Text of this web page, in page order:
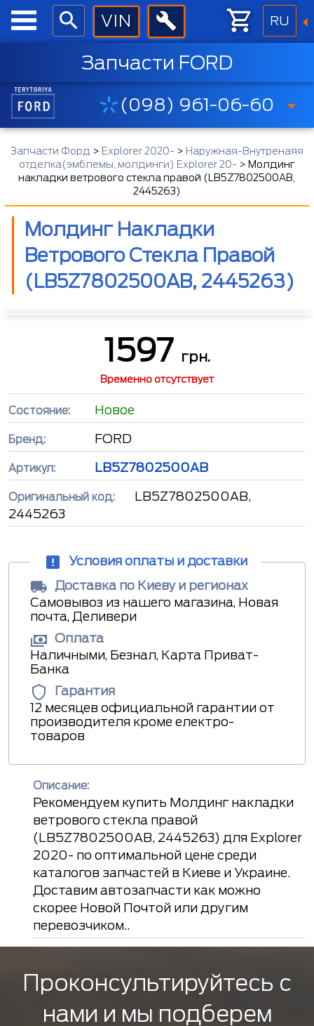
RU
Запчасти FORD
(098) 961-06-60
Запчасти Форд > Explorer 2020- > Наружная-Внутренаяя
отделка(эмблемы, молдинги) Explorer 20- > Молдинг
накладки ветрового стекла правой (LB5Z7802500AB,
2445263)
Молдинг Накладки
Ветрового Стекла Правой
(LB5Z7802500AB, 2445263)
1597 грн.
Временно отсутствует
Состояние: Новое
Бренд: FORD
Артикул: LB5Z7802500AB
Оригинальный код:
LB5Z7802500AB,
2445263
Условия оплаты и доставки
Доставка по Киеву и регионах
Самовывоз из нашего магазина, Новая
почта, Деливери
Оплата
Наличными, Безнал, Карта Приват-
Банка
Гарантия
12 месяцев официальной гарантии от
производителя кроме електро-
товаров
Описание:
Рекомендуем купить Молдинг накладки
ветрового стекла правой
(LB5Z7802500AB, 2445263) для Explorer
2020- по оптимальной цене среди
каталогов запчастей в Киеве и Украине.
Доставим автозапчасти как можно
скорее Новой Почтой или другим
перевозчиком..
Проконсультируйтесь с
нами и мы подберем